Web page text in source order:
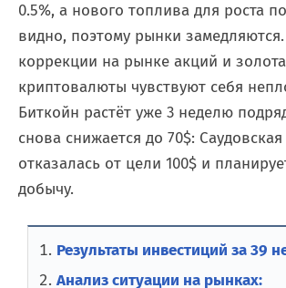
0.5%, а нового топлива для роста
видно, поэтому рынки замедляются.
коррекции на рынке акций и
криптовалюты чувствуют себя
Биткойн растёт уже 3 неделю
снова снижается до 70$:
отказалась от цели 100$ и
добычу.
Результаты инвестиций за 39
Анализ ситуации на рынках: